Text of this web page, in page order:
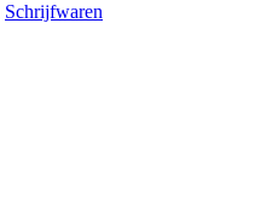
Schrijfwaren